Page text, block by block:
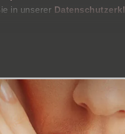
in unsererplötzlich